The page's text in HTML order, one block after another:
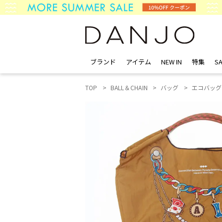
ブランド アイテム NEW IN 特集
TOP BALL＆CHAIN バッグ エコバッグ